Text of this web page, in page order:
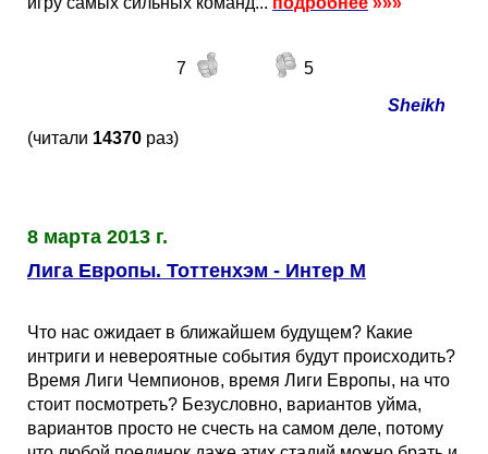
7
5
Sheikh
(читали 14370 раз)
8 марта 2013 г.
Лига Европы. Тоттенхэм - Интер М
Что нас ожидает в ближайшем будущем? Какие
интриги и невероятные события будут происходить?
Время Лиги Чемпионов, время Лиги Европы, на что
стоит посмотреть? Безусловно, вариантов уйма,
вариантов просто не счесть на самом деле, потому